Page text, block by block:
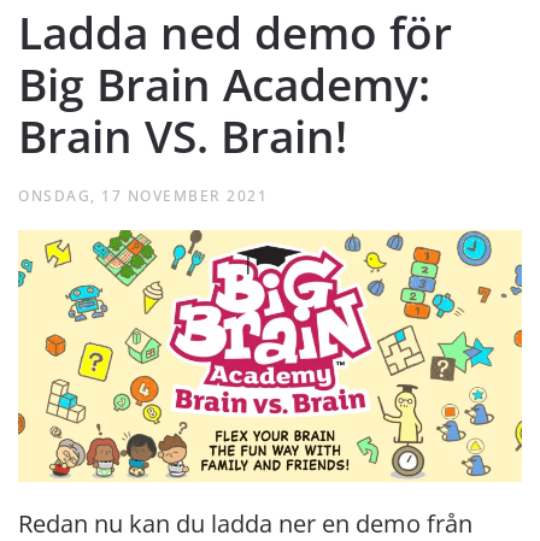
Ladda ned demo för
Big Brain Academy:
Brain VS. Brain!
ONSDAG, 17 NOVEMBER 2021
Redan nu kan du ladda ner en demo från